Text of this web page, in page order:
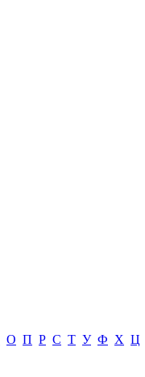
О П Р С Т У Ф Х Ц